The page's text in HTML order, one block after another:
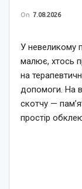
On 7.08.2026
У невеликому
малює, хтось
на
допомоги. На
скотчу —
простір